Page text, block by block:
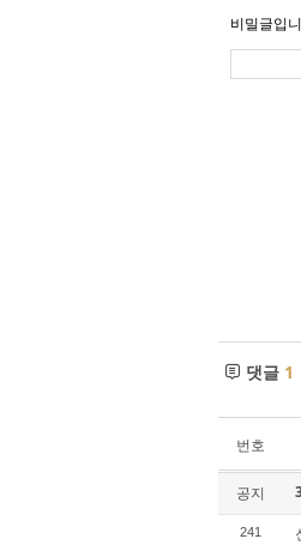
비밀글입
댓글 1
번호
공지
241